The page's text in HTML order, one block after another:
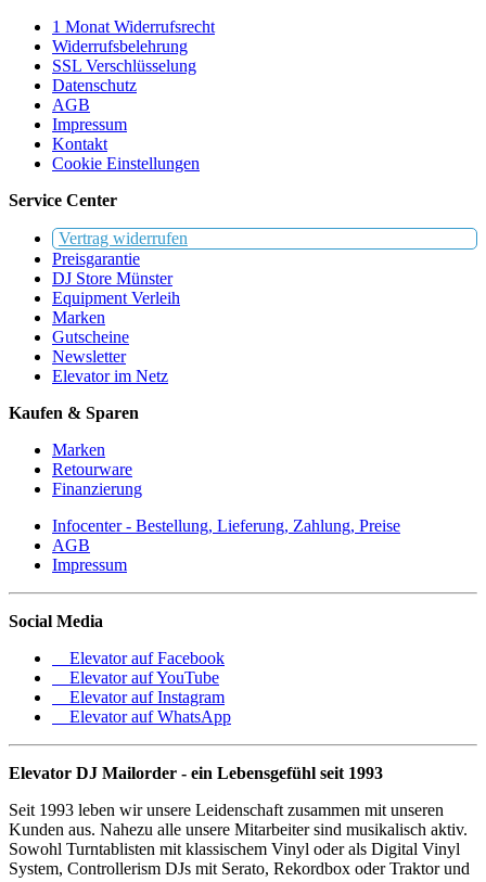
1 Monat Widerrufsrecht
Widerrufsbelehrung
SSL Verschlüsselung
Datenschutz
AGB
Impressum
Kontakt
Cookie Einstellungen
Service Center
Vertrag widerrufen
Preisgarantie
DJ Store Münster
Equipment Verleih
Marken
Gutscheine
Newsletter
Elevator im Netz
Kaufen & Sparen
Marken
Retourware
Finanzierung
Infocenter - Bestellung, Lieferung, Zahlung, Preise
AGB
Impressum
Social Media
Elevator auf Facebook
Elevator auf YouTube
Elevator auf Instagram
Elevator auf WhatsApp
Elevator DJ Mailorder - ein Lebensgefühl seit 1993
Seit 1993 leben wir unsere Leidenschaft zusammen mit unseren
Kunden aus. Nahezu alle unsere Mitarbeiter sind musikalisch aktiv.
Sowohl Turntablisten mit klassischem Vinyl oder als Digital Vinyl
System, Controllerism DJs mit Serato, Rekordbox oder Traktor und